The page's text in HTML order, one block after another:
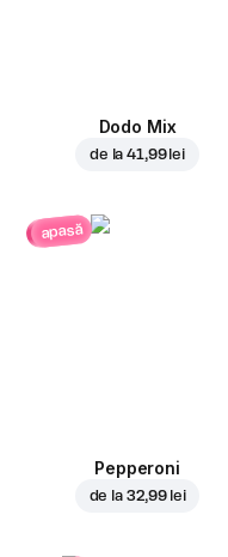
Dodo Mix
de la41,99 lei
apasă
Pepperoni
de la 32,99 lei